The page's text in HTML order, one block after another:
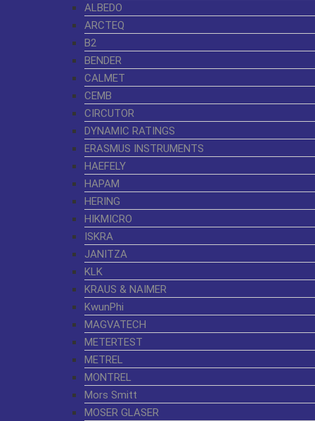
ALBEDO
ARCTEQ
B2
BENDER
CALMET
CEMB
CIRCUTOR
DYNAMIC RATINGS
ERASMUS INSTRUMENTS
HAEFELY
HAPAM
HERING
HIKMICRO
ISKRA
JANITZA
KLK
KRAUS & NAIMER
KwunPhi
MAGVATECH
METERTEST
METREL
MONTREL
Mors Smitt
MOSER GLASER